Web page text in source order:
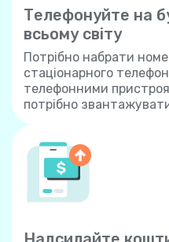
Телефонуйте на
всьому світу
Потрібно набрати
стаціонарного
телефонними
потрібно